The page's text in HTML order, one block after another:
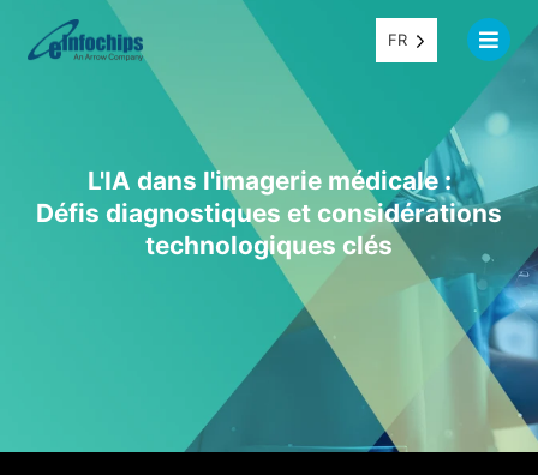
FR
L'IA dans l'imagerie médicale :
Défis diagnostiques et considérations
technologiques clés